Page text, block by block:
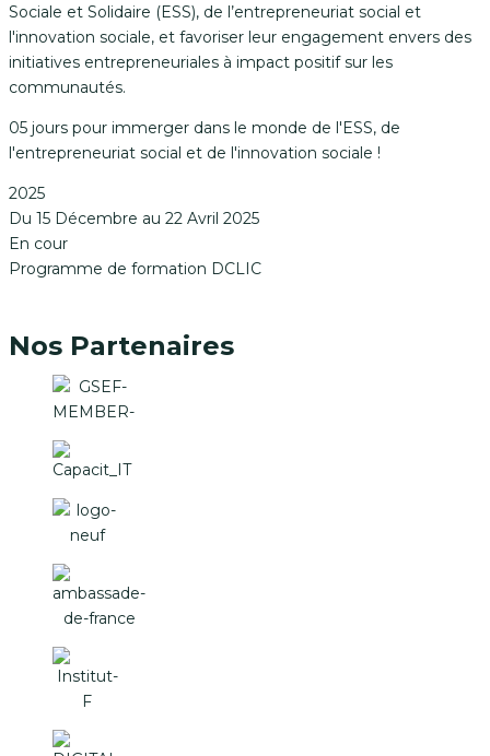
Sociale et Solidaire (ESS), de l’entrepreneuriat social et
l'innovation sociale, et favoriser leur engagement envers des
initiatives entrepreneuriales à impact positif sur les
communautés.
05 jours pour immerger dans le monde de l'ESS, de
l'entrepreneuriat social et de l'innovation sociale !
2025
Du 15 Décembre au 22 Avril 2025
En cour
Programme de formation DCLIC
Nos Partenaires